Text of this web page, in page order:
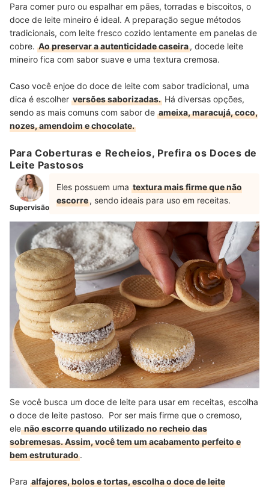
Para comer puro ou espalhar em pães, torradas e biscoitos, o
doce de leite mineiro é ideal. A preparação segue métodos
tradicionais, com leite fresco cozido lentamente em panelas de
cobre. Ao preservar a autenticidade caseira, docede leite
mineiro fica com sabor suave e uma textura cremosa.
Caso você enjoe do doce de leite com sabor tradicional, uma
dica é escolher versões saborizadas. Há diversas opções,
sendo as mais comuns com sabor de ameixa, maracujá, coco,
nozes, amendoim e chocolate.
Para Coberturas e Recheios, Prefira os Doces de
Leite Pastosos
Supervisão
Eles possuem uma textura mais firme que não
escorre, sendo ideais para uso em receitas.
Se você busca um doce de leite para usar em receitas, escolha
o doce de leite pastoso. Por ser mais firme que o cremoso,
elenão escorre quando utilizado no recheio das
sobremesas. Assim, você tem um acabamento perfeito e
bem estruturado.
Para alfajores, bolos e tortas, escolha o doce de leite